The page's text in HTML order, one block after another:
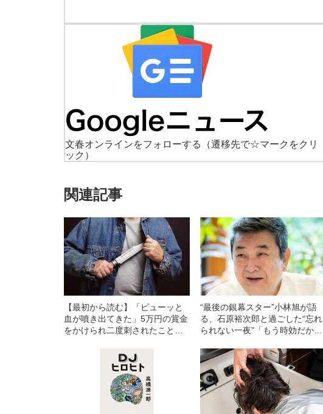
文春オンラインをフォローする
（遷移先で☆マークをクリ
ック）
関連記事
【最初から読む】「ピューッと
血が噴き出てきた」5万円の賞金
をかけられ二度刺されたこと
が語る「安保闘争の凄まじさ」
“最後の銀幕スター”小林旭が語
る、石原裕次郎と過ごした“忘れ
られない一夜”「もう時効だから